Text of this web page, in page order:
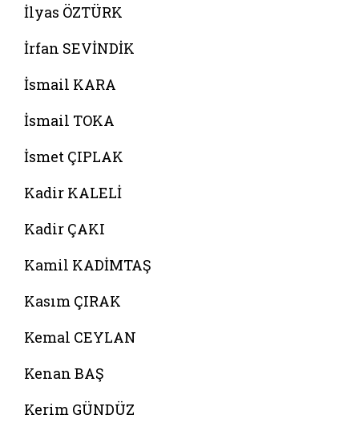
İlyas ÖZTÜRK
İrfan SEVİNDİK
İsmail KARA
İsmail TOKA
İsmet ÇIPLAK
Kadir KALELİ
Kadir ÇAKI
Kamil KADİMTAŞ
Kasım ÇIRAK
Kemal CEYLAN
Kenan BAŞ
Kerim GÜNDÜZ